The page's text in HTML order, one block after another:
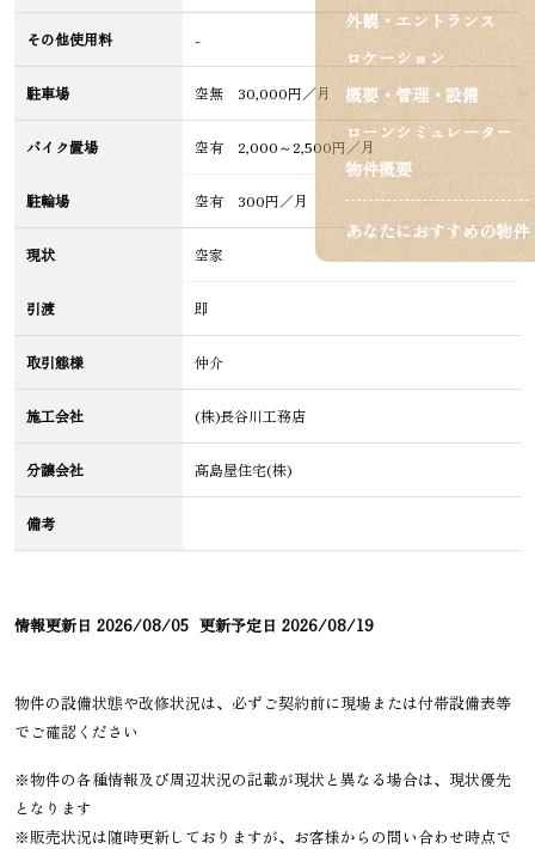
外観・エントランス
ロケーション
概要・管理・設備
ローンシミュレーター
物件概要
あなたにおすすめの物件
その他使用料 -
駐車場 空無 30,000円／月
バイク置場 空有 2,000～2,500円／月
駐輪場 空有 300円／月
現状 空家
引渡 即
取引態様 仲介
施工会社 (株)長谷川工務店
分譲会社 髙島屋住宅(株)
備考
情報更新日 2026/08/05 更新予定日 2026/08/19
物件の設備状態や改修状況は、必ずご契約前に現場または付帯設備表等
でご確認ください
※物件の各種情報及び周辺状況の記載が現状と異なる場合は、現状優先
となります
※販売状況は随時更新しておりますが、お客様からの問い合わせ時点で